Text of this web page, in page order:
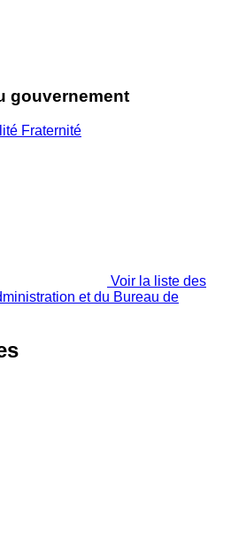
gouvernement
Voir la liste des
et du Bureau de